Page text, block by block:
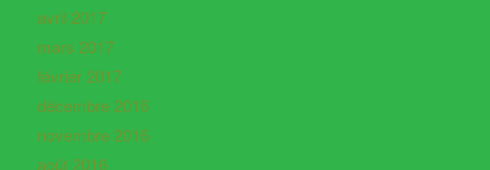
avril 2017
mars 2017
février 2017
décembre 2016
novembre 2016
août 2016